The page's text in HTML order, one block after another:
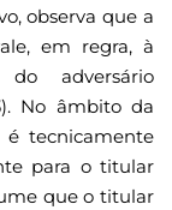
observa que a
em regra, à
adversário
No âmbito da
é tecnicamente
para o titular
que o titular